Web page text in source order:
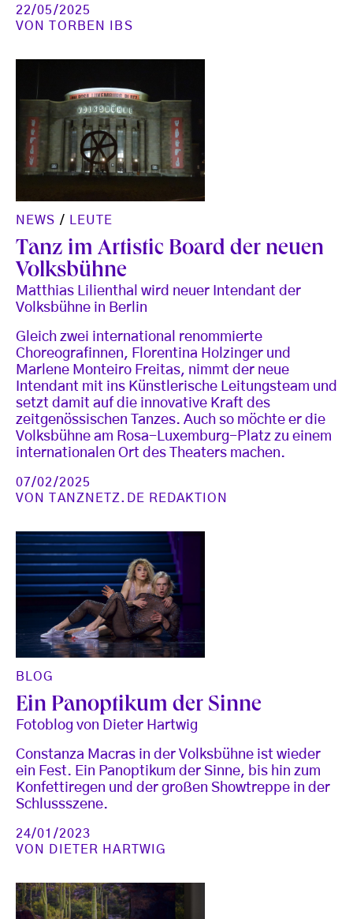
22/05/2025
VON
TORBEN IBS
NEWS / LEUTE
Tanz im Artistic Board der neuen
Volksbühne
Matthias Lilienthal wird neuer Intendant der
Volksbühne in Berlin
Gleich zwei international renommierte
Choreografinnen, Florentina Holzinger und
Marlene Monteiro Freitas, nimmt der neue
Intendant mit ins Künstlerische Leitungsteam und
setzt damit auf die innovative Kraft des
zeitgenössischen Tanzes. Auch so möchte er die
Volksbühne am Rosa-Luxemburg-Platz zu einem
internationalen Ort des Theaters machen.
07/02/2025
VON
TANZNETZ.DE REDAKTION
BLOG
Ein Panoptikum der Sinne
Fotoblog von Dieter Hartwig
Constanza Macras in der Volksbühne ist wieder
ein Fest. Ein Panoptikum der Sinne, bis hin zum
Konfettiregen und der großen Showtreppe in der
Schlussszene.
24/01/2023
VON
DIETER HARTWIG